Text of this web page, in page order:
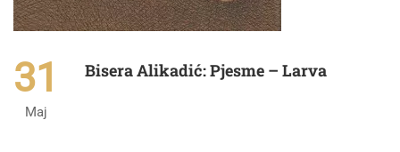
31
Maj
Bisera Alikadić: Pjesme – Larva